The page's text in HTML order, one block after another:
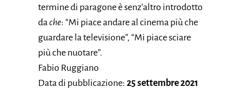
termine di paragone è senz’altro introdotto
dache: “Mi piace andare al cinema più che
guardare la televisione”, “Mi piace sciare
più che nuotare”.
Fabio Ruggiano
Data di pubblicazione: 25 settembre 2021